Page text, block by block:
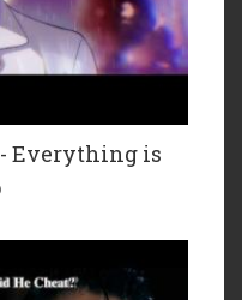
- Everything is